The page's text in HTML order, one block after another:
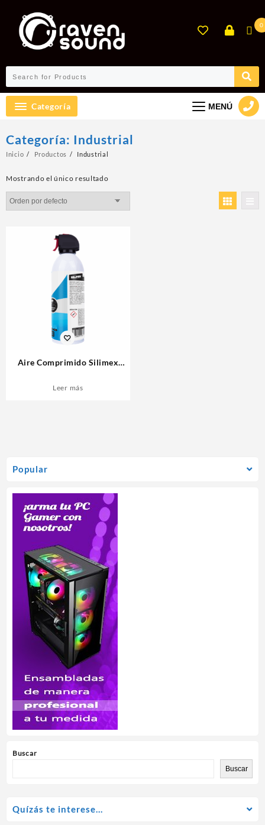
contenido
0
Categoría MENÚ
Popular
Buscar
Buscar
Categoría: Industrial
Inicio Productos Industrial
Mostrando el único resultado
Aire Comprimido Silimex
Leer más
Quízás te interese…